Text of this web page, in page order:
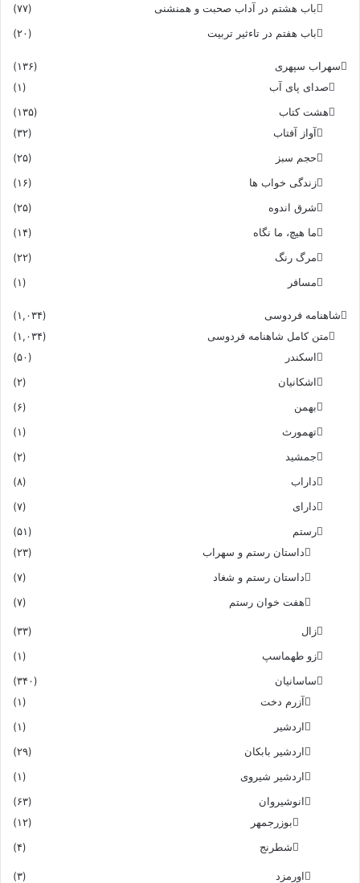
باب هشتم در آداب صحبت و همنشنى
(۷۷)
باب هفتم در تاءثیر تربیت
(۲۰)
سهراب سپهری
(۱۳۶)
صدای پای آب
(۱)
هشت کتاب
(۱۳۵)
آواز آفتاب
(۳۲)
حجم سبز
(۲۵)
زندگی خواب ها
(۱۶)
شرق اندوه
(۲۵)
ما هیچ، ما نگاه
(۱۴)
مرگ رنگ
(۲۲)
مسافر
(۱)
شاهنامه فردوسی
(۱,۰۳۴)
متن کامل شاهنامه فردوسی
(۱,۰۳۴)
اسکندر
(۵۰)
اشکانیان
(۲)
بهمن
(۶)
تهمورث
(۱)
جمشید
(۲)
داراب
(۸)
دارای
(۷)
رستم
(۵۱)
داستان رستم و سهراب
(۲۳)
داستان رستم و شغاد
(۷)
هفت خوان رستم‏
(۷)
زال
(۳۳)
زو طهماسپ‏
(۱)
ساسانیان
(۳۴۰)
آزرم دخت
(۱)
اردشیر
(۱)
اردشیر بابکان
(۲۹)
اردشیر شیروی
(۱)
انوشیروان
(۶۳)
بوزرجمهر
(۱۲)
شطرنج
(۴)
اورمزد
(۳)